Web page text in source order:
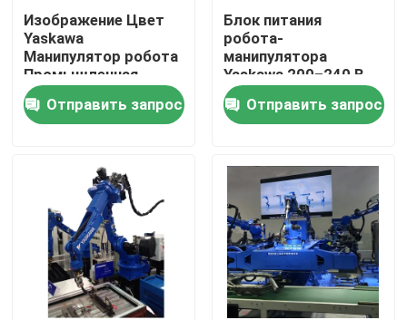
Продукты
Видео
Изображение Цвет
Yaskawa
Манипулятор робота
Промышленная
автоматизация
Манипулятор робота
для промышленного
Отправить запрос
Блок питания
робота-
манипулятора
Yaskawa 200–240 В
переменного тока с
1-летней гарантией
на основные
Отправить запрос